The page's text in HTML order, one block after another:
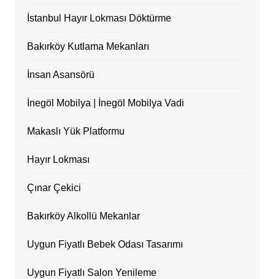
İstanbul Hayır Lokması Döktürme
Bakırköy Kutlama Mekanları
İnsan Asansörü
İnegöl Mobilya | İnegöl Mobilya Vadi
Makaslı Yük Platformu
Hayır Lokması
Çınar Çekici
Bakırköy Alkollü Mekanlar
Uygun Fiyatlı Bebek Odası Tasarımı
Uygun Fiyatlı Salon Yenileme